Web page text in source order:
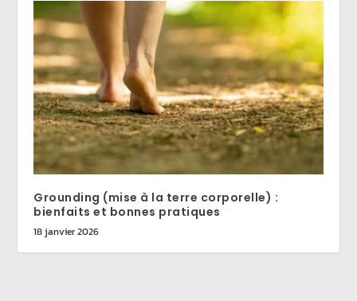
Grounding (mise à la terre corporelle) :
bienfaits et bonnes pratiques
18 janvier 2026